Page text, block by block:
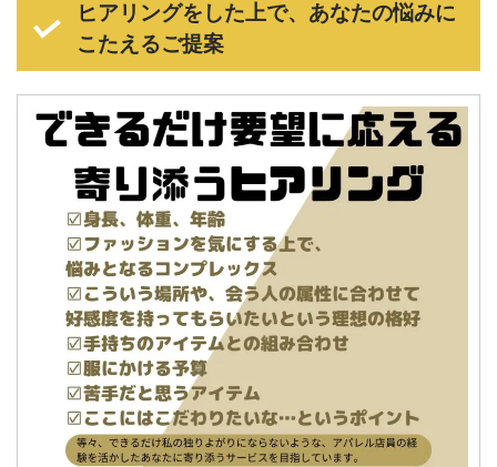
ヒアリングをした上で、あなたの悩みに
こたえるご提案